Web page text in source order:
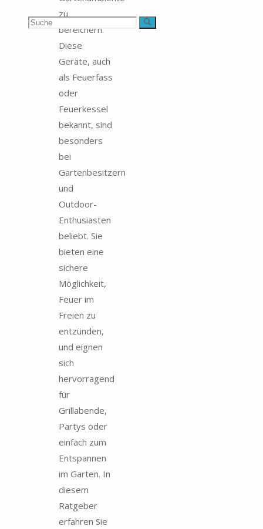
Suchen Suche
zu
bereichern.
Diese
Geräte, auch
als Feuerfass
oder
Feuerkessel
bekannt, sind
besonders
bei
Gartenbesitzern
und
Outdoor-
Enthusiasten
beliebt. Sie
bieten eine
sichere
Möglichkeit,
Feuer im
Freien zu
entzünden,
und eignen
sich
hervorragend
für
Grillabende,
Partys oder
einfach zum
Entspannen
im Garten. In
diesem
Ratgeber
erfahren Sie